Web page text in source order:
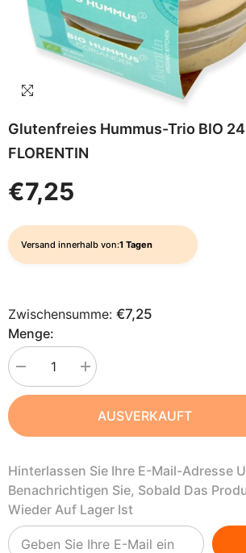
Glutenfreies Hummus-Trio BIO
FLORENTIN
€7,25
Versand innerhalb von:1 Tagen
Zwischensumme: €7,25
Menge:
verringern
für
Trio
g
FLORENTIN
Menge
erhöhen
für
Glutenfreies
Hummus-
g
FLORENTIN
AUSVERKAUFT
Hinterlassen Sie Ihre E-Mail-Adresse
Benachrichtigen Sie, Sobald Das
Wieder Auf Lager Ist